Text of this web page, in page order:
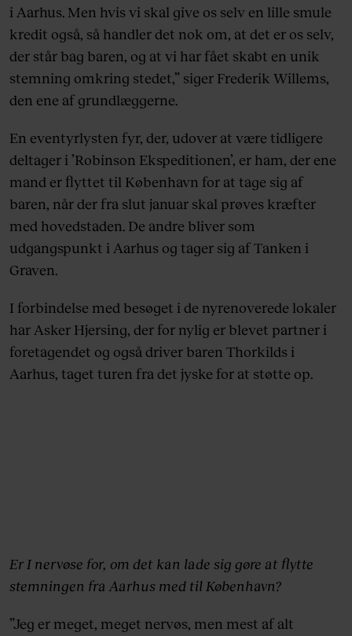
i Aarhus. Men hvis vi skal give os selv en lille smule
kredit også, så handler det nok om, at det er os selv,
der står bag baren, og at vi har fået skabt en unik
stemning omkring stedet,” siger Frederik Willems,
den ene af grundlæggerne.
En eventyrlysten fyr, der, udover at være tidligere
deltager i ’Robinson Ekspeditionen’, er ham, der ene
mand er flyttet til København for at tage sig af
baren, når der fra slut januar skal prøves kræfter
med hovedstaden. De andre bliver som
udgangspunkt i Aarhus og tager sig af Tanken i
Graven.
I forbindelse med besøget i de nyrenoverede lokaler
har Asker Hjersing, der for nylig er blevet partner i
foretagendet og også driver baren Thorkilds i
Aarhus, taget turen fra det jyske for at støtte op.
Er I nervøse for, om det kan lade sig gøre at flytte
stemningen fra Aarhus med til København?
”Jeg er meget, meget nervøs, men mest af alt